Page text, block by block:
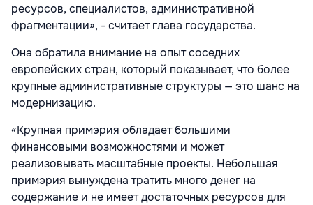
ресурсов, специалистов, административной
фрагментации», - считает глава государства.
Она обратила внимание на опыт соседних
европейских стран, который показывает, что более
крупные административные структуры — это шанс на
модернизацию.
«Крупная примэрия обладает большими
финансовыми возможностями и может
реализовывать масштабные проекты. Небольшая
примэрия вынуждена тратить много денег на
содержание и не имеет достаточных ресурсов для